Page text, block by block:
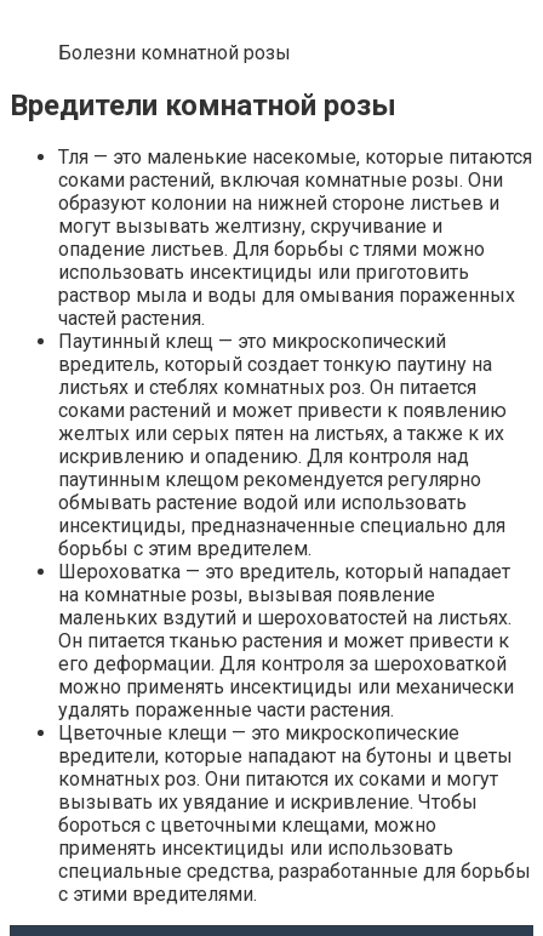
Болезни комнатной розы
Вредители комнатной розы
Тля — это маленькие насекомые, которые питаются
соками растений, включая комнатные розы. Они
образуют колонии на нижней стороне листьев и
могут вызывать желтизну, скручивание и
опадение листьев. Для борьбы с тлями можно
использовать инсектициды или приготовить
раствор мыла и воды для омывания пораженных
частей растения.
Паутинный клещ — это микроскопический
вредитель, который создает тонкую паутину на
листьях и стеблях комнатных роз. Он питается
соками растений и может привести к появлению
желтых или серых пятен на листьях, а также к их
искривлению и опадению. Для контроля над
паутинным клещом рекомендуется регулярно
обмывать растение водой или использовать
инсектициды, предназначенные специально для
борьбы с этим вредителем.
Шероховатка — это вредитель, который нападает
на комнатные розы, вызывая появление
маленьких вздутий и шероховатостей на листьях.
Он питается тканью растения и может привести к
его деформации. Для контроля за шероховаткой
можно применять инсектициды или механически
удалять пораженные части растения.
Цветочные клещи — это микроскопические
вредители, которые нападают на бутоны и цветы
комнатных роз. Они питаются их соками и могут
вызывать их увядание и искривление. Чтобы
бороться с цветочными клещами, можно
применять инсектициды или использовать
специальные средства, разработанные для борьбы
с этими вредителями.